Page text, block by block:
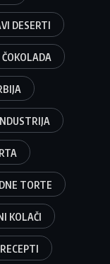
DESERTI
ČOKOLADA
TORTE
KOLAČI